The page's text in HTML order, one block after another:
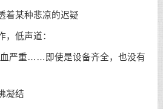
某种悲凉的迟疑
低声道：
严重……即使是设备齐全，也没有
凝结